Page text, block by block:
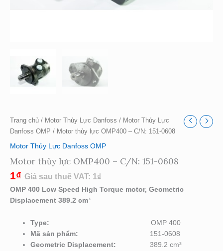
Trang chủ / Motor Thủy Lực Danfoss / Motor Thủy Lực
Danfoss OMP / Motor thủy lực OMP400 – C/N: 151-0608
Motor Thủy Lực Danfoss OMP
Motor thủy lực OMP400 – C/N: 151-0608
1₫ Giá sau thuế VAT: 1₫
OMP 400 Low Speed High Torque motor, Geometric
Displacement 389.2 cm³
Type:OMP 400
Mã sản phẩm: 151-0608
Geometric Displacement:
389.2 cm³